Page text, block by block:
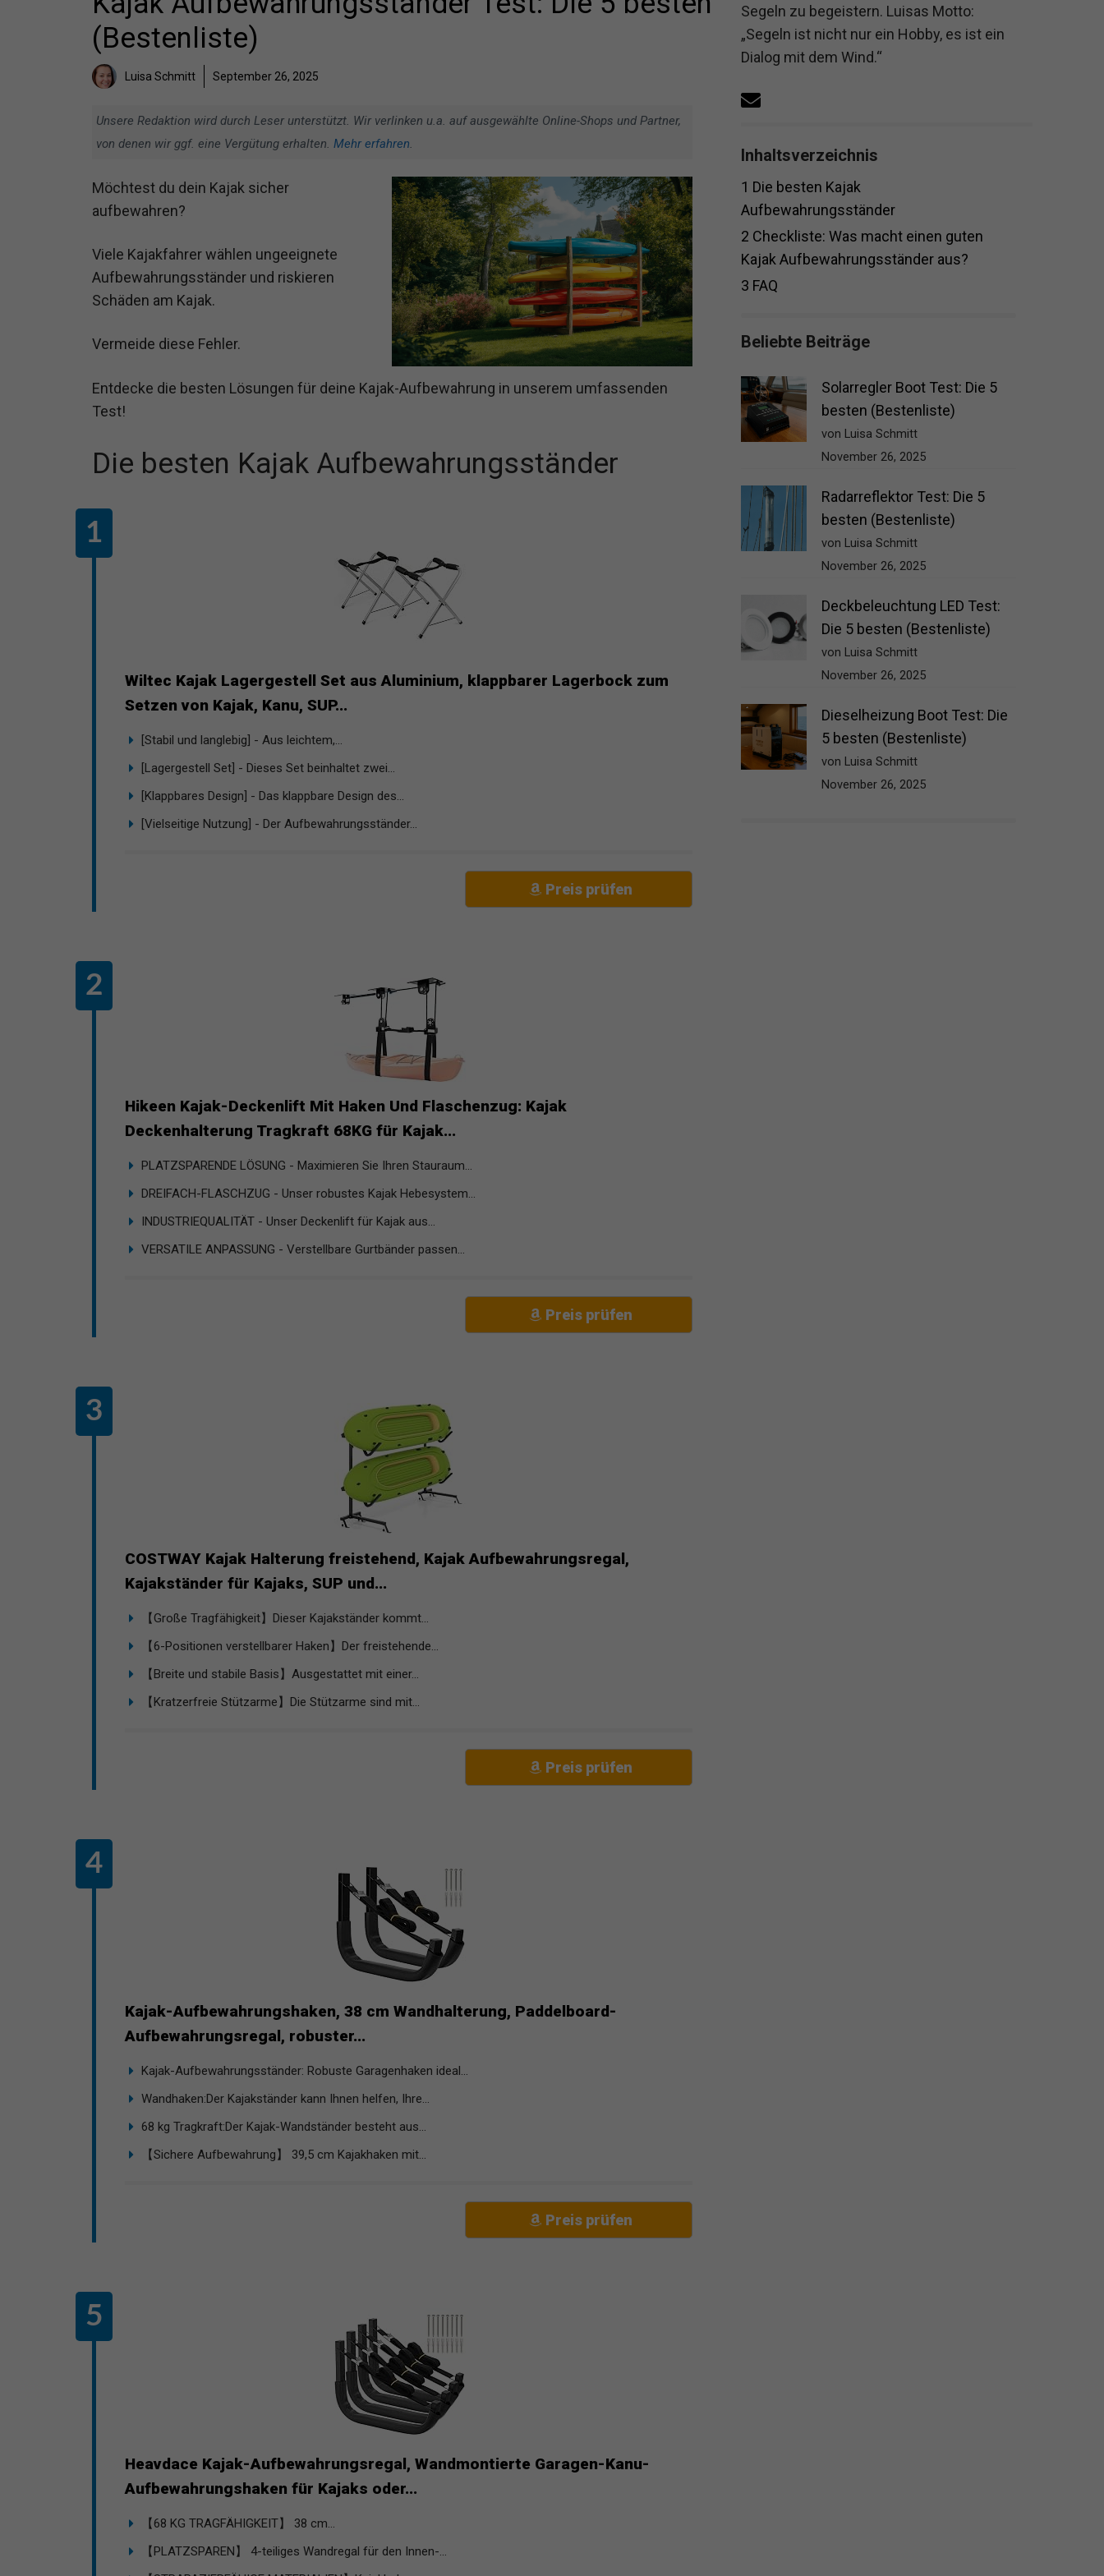
(Bestenliste)
Luisa Schmitt September 26, 2025
Unsere Redaktion wird durch Leser unterstützt. Wir verlinken u.a. auf ausgewählte Online-Shops und Partner,
von denen wir ggf. eine Vergütung erhalten. Mehr erfahren.
Möchtest du dein Kajak sicher
aufbewahren?
Viele Kajakfahrer wählen ungeeignete
Aufbewahrungsständer und riskieren
Schäden am Kajak.
Vermeide diese Fehler.
Entdecke die besten Lösungen für deine Kajak-Aufbewahrung in unserem umfassenden
Test!
Die besten Kajak Aufbewahrungsständer
Wiltec Kajak Lagergestell Set aus Aluminium, klappbarer Lagerbock zum
Setzen von Kajak, Kanu, SUP...
[Stabil und langlebig] - Aus leichtem,...
[Lagergestell Set] - Dieses Set beinhaltet zwei...
[Klappbares Design] - Das klappbare Design des...
[Vielseitige Nutzung] - Der Aufbewahrungsständer...
Preis prüfen
Hikeen Kajak-Deckenlift Mit Haken Und Flaschenzug: Kajak
Deckenhalterung Tragkraft 68KG für Kajak...
PLATZSPARENDE LÖSUNG - Maximieren Sie Ihren Stauraum...
DREIFACH-FLASCHZUG - Unser robustes Kajak Hebesystem...
INDUSTRIEQUALITÄT - Unser Deckenlift für Kajak aus...
VERSATILE ANPASSUNG - Verstellbare Gurtbänder passen...
Preis prüfen
COSTWAY Kajak Halterung freistehend, Kajak Aufbewahrungsregal,
Kajakständer für Kajaks, SUP und...
【Große Tragfähigkeit】Dieser Kajakständer kommt...
【6-Positionen verstellbarer Haken】Der freistehende...
【Breite und stabile Basis】Ausgestattet mit einer...
【Kratzerfreie Stützarme】Die Stützarme sind mit...
Preis prüfen
Kajak-Aufbewahrungshaken, 38 cm Wandhalterung, Paddelboard-
Aufbewahrungsregal, robuster...
Kajak-Aufbewahrungsständer: Robuste Garagenhaken ideal...
Wandhaken:Der Kajakständer kann Ihnen helfen, Ihre...
68 kg Tragkraft:Der Kajak-Wandständer besteht aus...
【Sichere Aufbewahrung】 39,5 cm Kajakhaken mit...
Preis prüfen
Heavdace Kajak-Aufbewahrungsregal, Wandmontierte Garagen-Kanu-
Aufbewahrungshaken für Kajaks oder...
【68 KG TRAGFÄHIGKEIT】 38 cm...
【PLATZSPAREN】 4-teiliges Wandregal für den Innen-...
Segeln zu begeistern. Luisas Motto:
„Segeln ist nicht nur ein Hobby, es ist ein
Dialog mit dem Wind.“
Inhaltsverzeichnis
1 Die besten Kajak
Aufbewahrungsständer
2 Checkliste: Was macht einen guten
Kajak Aufbewahrungsständer aus?
3 FAQ
Beliebte Beiträge
Solarregler Boot Test: Die 5
besten (Bestenliste)
von Luisa Schmitt
November 26, 2025
Radarreflektor Test: Die 5
besten (Bestenliste)
von Luisa Schmitt
November 26, 2025
Deckbeleuchtung LED Test:
Die 5 besten (Bestenliste)
von Luisa Schmitt
November 26, 2025
Dieselheizung Boot Test: Die
5 besten (Bestenliste)
von Luisa Schmitt
November 26, 2025